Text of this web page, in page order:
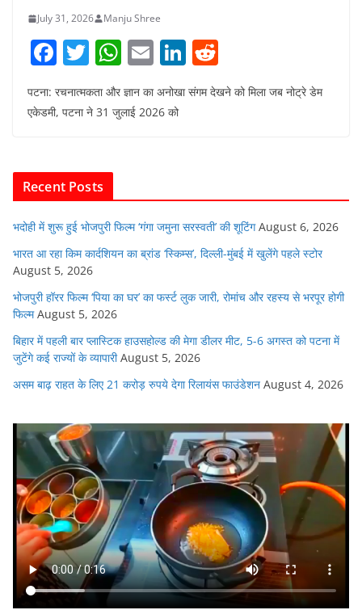
July 31, 2026 Manju Shree
F
c
o
o
k
T
itt
W
at
p
E
m
ai
Li
n
k
e
d
पटना: रचनात्मकता और ज्ञान का अनोखा संगम देखने को मिला जब नोट्रे डेम
एकेडमी, पटना ने 31 जुलाई 2026 को
Recent Posts
भदोही में शुरू हुई भोजपुरी फिल्म ‘गंगा जमुना सरस्वती’ की शूटिंग August 6, 2026
भारत आ रहा किम कार्दशियन का ब्रांड ‘स्किम्स’, दिल्ली-मुंबई में खुलेंगे पहले स्टोर
August 5, 2026
भोजपुरी हॉरर फिल्म ‘पिया का घर’ का फर्स्ट लुक जारी, रोमांच और रहस्य से भरपूर होगी
फिल्म August 5, 2026
बिहार में पहली बार प्लास्टिक हाउसहोल्ड की मेगा डीलर मीट, 5-6 अगस्त को पटना में
जुटेंगे कई राज्यों के व्यापारी August 5, 2026
असम बाढ़ राहत के लिए 21 करोड़ रुपये देगा रिलायंस फाउंडेशन August 4, 2026